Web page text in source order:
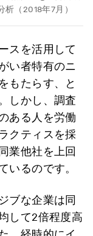
（2018年7月）
スを活用して
い者特有のニ
もたらす、と
しかし、調査
ある人を労働
クティスを採
業他社を上回
いるのです。
ブな企業は同
して2倍程度高